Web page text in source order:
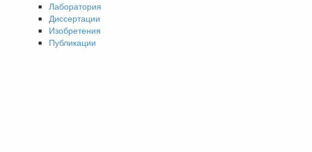
Лаборатория
Диссертации
Изобретения
Публикации